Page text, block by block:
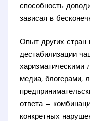
способность
зависая в
Опыт других стран
дестабилизации
харизматическими
медиа, блогерами,
ответа —
конкретных